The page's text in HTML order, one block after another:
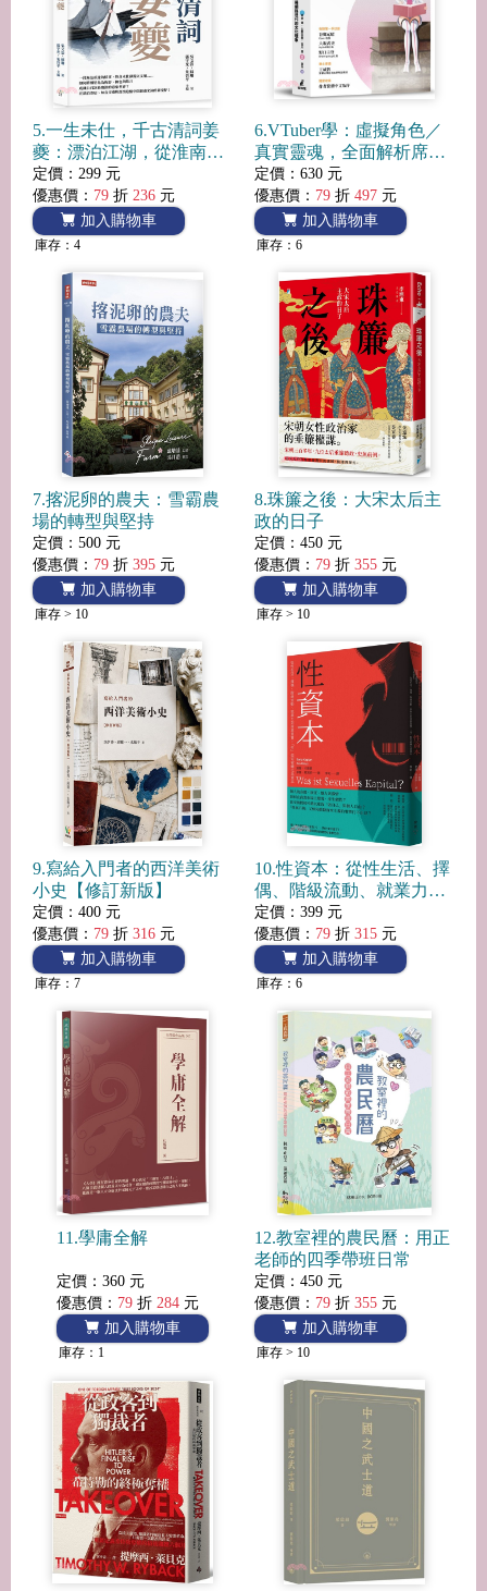
5.一生未仕，千古清詞姜
夔：漂泊江湖，從淮南皓
月到江南梅影，他把南宋
的孤獨與相思，寫成白石
詞最清冷的月光
定價：299 元
優惠價： 79 折 236 元
加入購物車
庫存：4
6.VTuber學：虛擬角色／
真實靈魂，全面解析席捲
網路世代的文化現象
定價：630 元
優惠價： 79 折 497 元
加入購物車
庫存：6
7.揢泥卵的農夫：雪霸農
場的轉型與堅持
定價：500 元
優惠價： 79 折 395 元
加入購物車
庫存 > 10
8.珠簾之後：大宋太后主
政的日子
定價：450 元
優惠價： 79 折 355 元
加入購物車
庫存 > 10
9.寫給入門者的西洋美術
小史【修訂新版】
定價：400 元
優惠價： 79 折 316 元
加入購物車
庫存：7
10.性資本：從性生活、擇
偶、階級流動、就業力到
商業買賣，「性」如何被
轉化為資本
定價：399 元
優惠價： 79 折 315 元
加入購物車
庫存：6
11.學庸全解
定價：360 元
優惠價： 79 折 284 元
加入購物車
庫存：1
12.教室裡的農民曆：用正
老師的四季帶班日常
定價：450 元
優惠價： 79 折 355 元
加入購物車
庫存 > 10